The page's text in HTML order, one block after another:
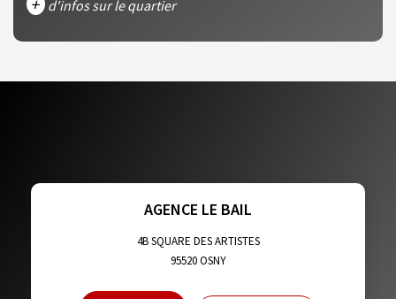
d'infos sur le quartier
DISTANCE DE L'AÉROPORT : SUPERFICIE :
AGENCE LE BAIL
4B SQUARE DES ARTISTES
95520OSNY